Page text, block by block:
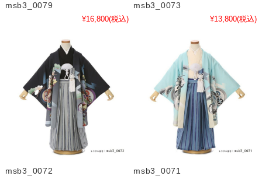
msb3_0079
¥16,800(税込)
msb3_0073
¥13,800(税込)
msb3_0072 msb3_0071